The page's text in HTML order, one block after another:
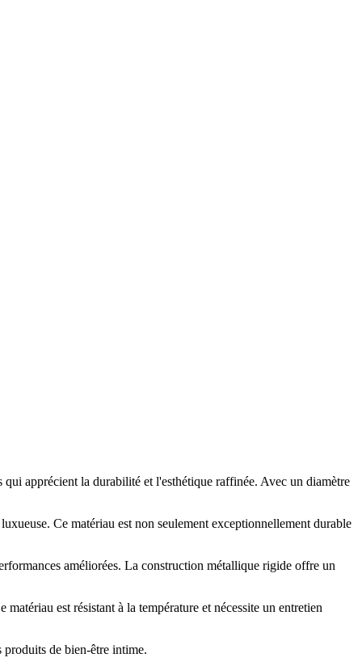
apprécient la durabilité et l'esthétique raffinée. Avec un diamètre
Ce matériau est non seulement exceptionnellement durable
améliorées. La construction métallique rigide offre un
est résistant à la température et nécessite un entretien
produits de bien-être intime.